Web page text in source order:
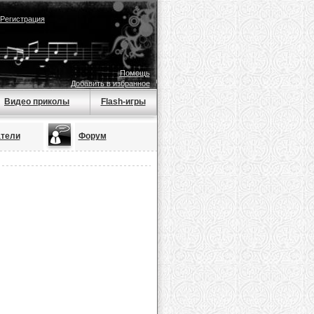
Регистрация
Помощь
Добавить в избранное
Видео приколы Flash-игры
Форум